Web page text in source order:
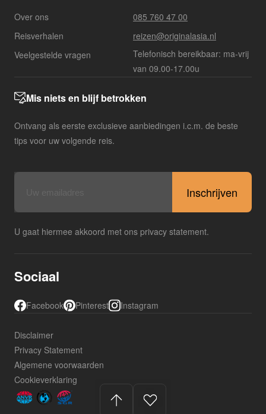
Over ons
Reisverhalen
Veelgestelde vragen
085 760 47 00
reizen@originalasia.nl
Telefonisch bereikbaar: ma-vrij
van 09.00-17.00u
Mis niets en blijf betrokken
Ontvang als eerste exclusieve aanbiedingen i.c.m. de beste
tips voor uw volgende reis.
U gaat hiermee akkoord met ons privacy statement.
Sociaal
Facebook Pinterest Instagram
Disclaimer
Privacy Statement
Algemene voorwaarden
Cookieverklaring